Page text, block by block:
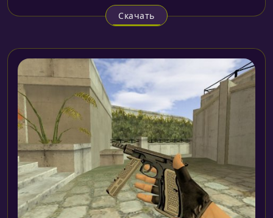
Скачать